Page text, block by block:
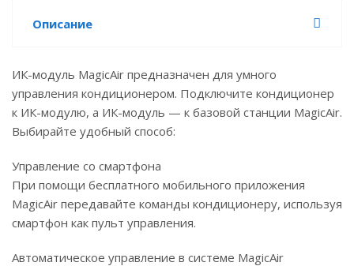
Описание
ИК-модуль MagicAir предназначен для умного
управления кондиционером. Подключите кондиционер
к ИК-модулю, а ИК-модуль — к базовой станции MagicAir.
Выбирайте удобный способ:
Управление со смартфона
При помощи бесплатного мобильного приложения
MagicAir передавайте команды кондиционеру, используя
смартфон как пульт управления.
Автоматическое управление в системе MagicAir